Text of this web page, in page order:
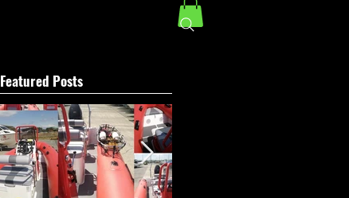
Featured Posts